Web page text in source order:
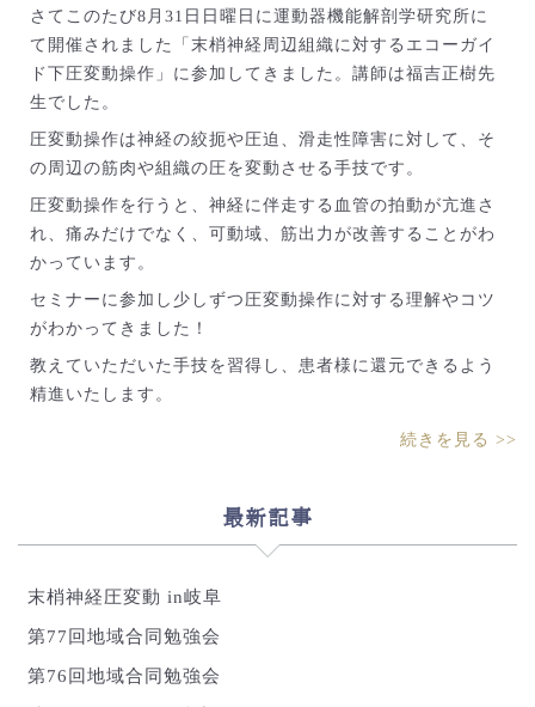
さてこのたび8月31日日曜日に運動器機能解剖学研究所に
て開催されました「末梢神経周辺組織に対するエコーガイ
ド下圧変動操作」に参加してきました。講師は福吉正樹先
生でした。
圧変動操作は神経の絞扼や圧迫、滑走性障害に対して、そ
の周辺の筋肉や組織の圧を変動させる手技です。
圧変動操作を行うと、神経に伴走する血管の拍動が亢進さ
れ、痛みだけでなく、可動域、筋出力が改善することがわ
かっています。
セミナーに参加し少しずつ圧変動操作に対する理解やコツ
がわかってきました！
教えていただいた手技を習得し、患者様に還元できるよう
精進いたします。
続きを見る >>
最新記事
末梢神経圧変動 in岐阜
第77回地域合同勉強会
第76回地域合同勉強会